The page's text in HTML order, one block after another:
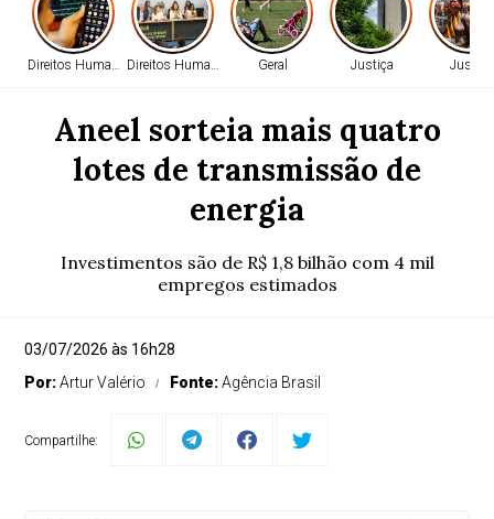
Direitos HumanosDireitos Humanos Geral Justiça Justiça
Aneel sorteia mais quatro
lotes de transmissão de
energia
Investimentos são de R$ 1,8 bilhão com 4 mil
empregos estimados
03/07/2026 às 16h28
Por:Artur Valério Fonte:Agência Brasil
Compartilhe: